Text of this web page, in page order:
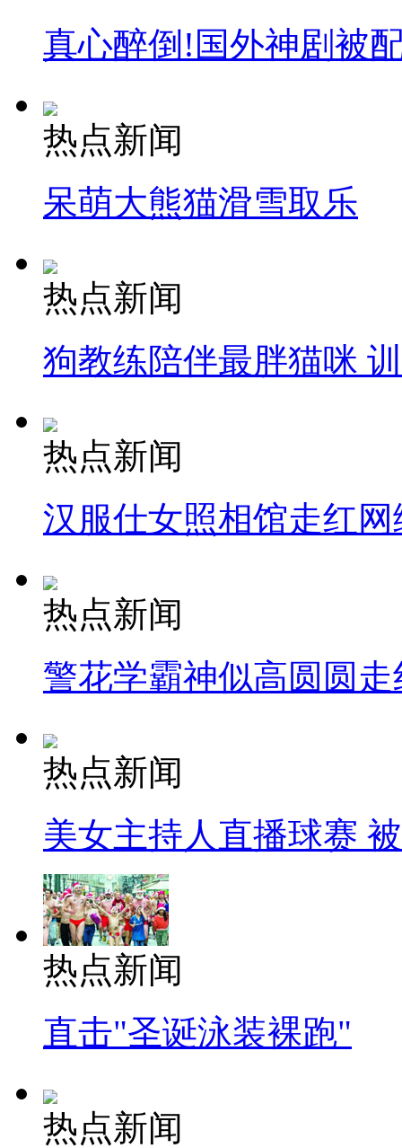
真心醉倒!国外神剧被
热点新闻
呆萌大熊猫滑雪取乐
热点新闻
狗教练陪伴最胖猫咪
热点新闻
汉服仕女照相馆走红网
热点新闻
警花学霸神似高圆圆走
热点新闻
美女主持人直播球赛
热点新闻
直击"圣诞泳装裸跑"
热点新闻